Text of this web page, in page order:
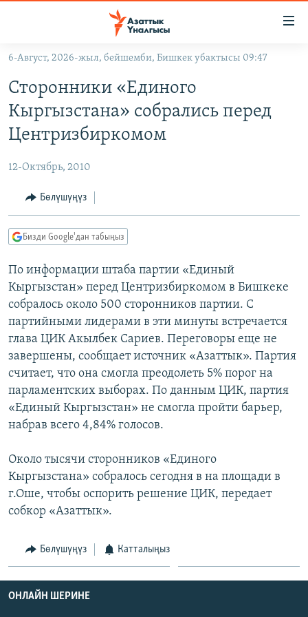
Навигацияга
өтүңүз
Издөөгө
салыңыз
КЫРГЫЗСТАН
КЫРГЫЗСТАН
САЯСАТ
ЭКОНОМИКА
МАДАНИЯТ
ДҮЙНӨ
ДҮЙНӨ
БОРБОР АЗИЯ
УКРАИНА
АТАЙЫН ИЛИКТӨӨ
ТВ ПРОГРАММАЛАР
ЭКСПЕРТТЕР ТАЛДАЙТ
БИЗ ЖАНА ДҮЙНӨ
ДАНИСТЕ
ЭЖЕ-СИҢДИЛЕР
АЗАТТЫК+
ЫҢГАЙСЫЗ СУРООЛОР
ӨЗГӨЧӨ ПИКИР
Русский
ОНЛАЙН ШЕРИНЕ
ЭЕ/АРнун бардык сайттары
6-Август, 2026-жыл, бейшемби, Бишкек убактысы 09:47
Сторонники «Единого
Кыргызстана» собрались перед
Центризбиркомом
12-Октябрь, 2010
Бөлүшүңүз
Бизди Google'дан табыңыз
По информации штаба партии «Единый
Кыргызстан» перед Центризбиркомом в Бишкеке
собралось около 500 сторонников партии. С
партийными лидерами в эти минуты встречается
глава ЦИК Акылбек Сариев. Переговоры еще не
завершены, сообщает источник «Азаттык». Партия
считает, что она смогла преодолеть 5% порог на
парламентских выборах. По данным ЦИК, партия
«Единый Кыргызстан» не смогла пройти барьер,
набрав всего 4,84% голосов.
Около тысячи сторонников «Единого
Кыргызстана» собралось сегодня в на площади в
г.Оше, чтобы оспорить решение ЦИК, передает
собкор «Азаттык».
Бөлүшүңүз Катталыңыз
ОНЛАЙН ШЕРИНЕ